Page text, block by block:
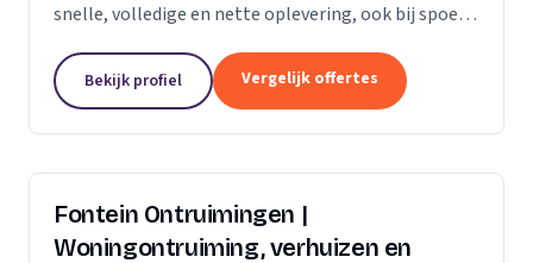
snelle, volledige en nette oplevering, ook bij spoed
Bekijk profiel Vergelijk offertes
Fontein Ontruimingen |
Woningontruiming, verhuizen en